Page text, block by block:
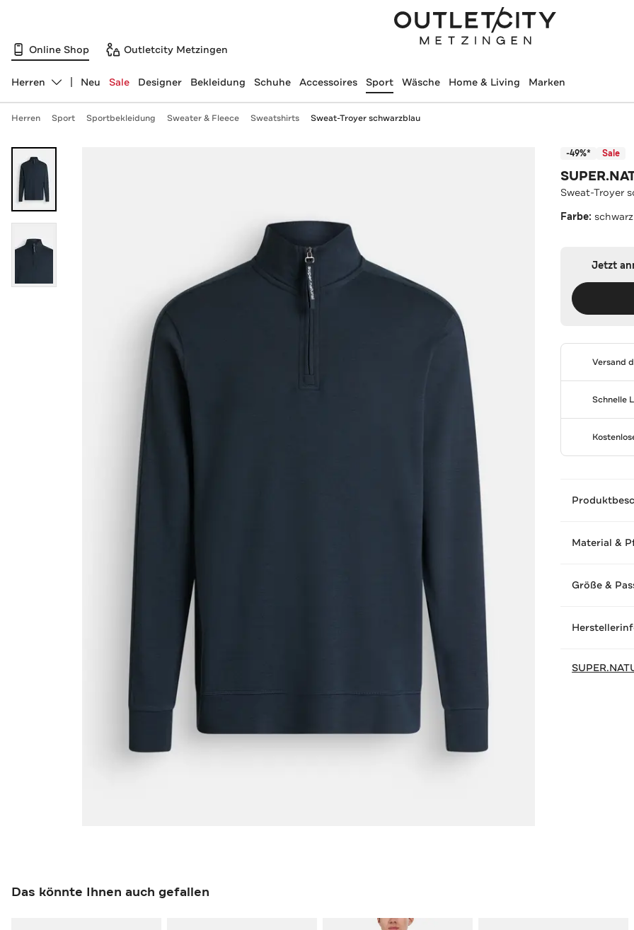
Online Shop Outletcity Metzingen
Abteilung ändern, ausgewählt:
Herren Neu Sale Designer Bekleidung Schuhe Accessoires Sport Wäsche Home & Living Marken
Herren Sport Sportbekleidung Sweater & Fleece Sweatshirts Sweat-Troyer schwarzblau
-49%* Sale
Sweat-Troyer
Farbe:
Jetzt
Versand
Schnelle
Material &
Größe &
Das könnte Ihnen auch gefallen